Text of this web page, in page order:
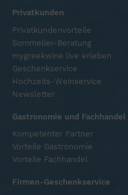
Privatkunden
Privatkundenvorteile
Sommelier-Beratung
mygreekwine live erleben
Geschenkservice
Hochzeits-Weinservice
Newsletter
Gastronomie und Fachhandel
Kompetenter Partner
Vorteile Gastronomie
Vorteile Fachhandel
Firmen-Geschenkservice